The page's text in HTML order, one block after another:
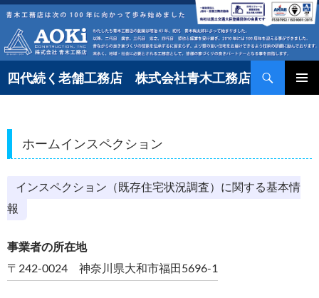
コ
テ
ン
ツ
キ
プ
四代続く老舗工務店 株式会社青木工務店
検
索
ホームインスペクション
インスペクション（既存住宅状況調査）に関する基本情
報
事業者の所在地
〒242-0024 神奈川県大和市福田5696-1